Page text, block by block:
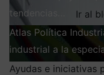
tendencias…
Ir al
Atlas Política
industrial a la
Ayudas e iniciativas